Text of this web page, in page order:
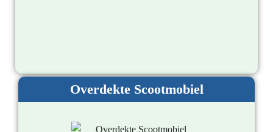
Overdekte Scootmobiel